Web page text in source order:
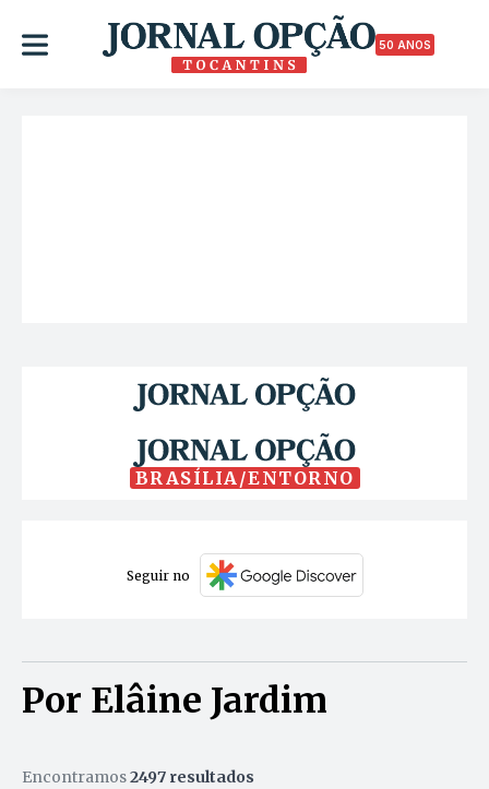
50 ANOS
BRASÍLIA/ENTORNO
Seguir no
Por Elâine Jardim
Encontramos2497 resultados